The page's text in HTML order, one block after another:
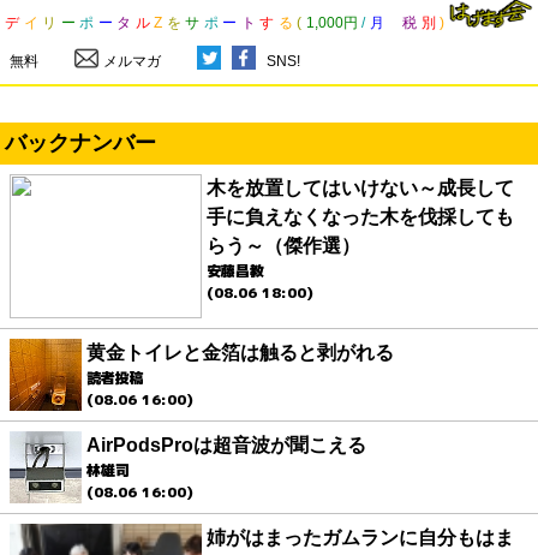
デ イ リ ー ポ ー タ ル Z を サ ポ ー ト す る ( 1,000円 / 月 税 別 )
無料 メルマガ SNS!
バックナンバー
木を放置してはいけない～成長して
手に負えなくなった木を伐採しても
らう～（傑作選）
安藤昌教
(08.06 18:00)
黄金トイレと金箔は触ると剥がれる
読者投稿
(08.06 16:00)
AirPodsProは超音波が聞こえる
林雄司
(08.06 16:00)
姉がはまったガムランに自分もはま